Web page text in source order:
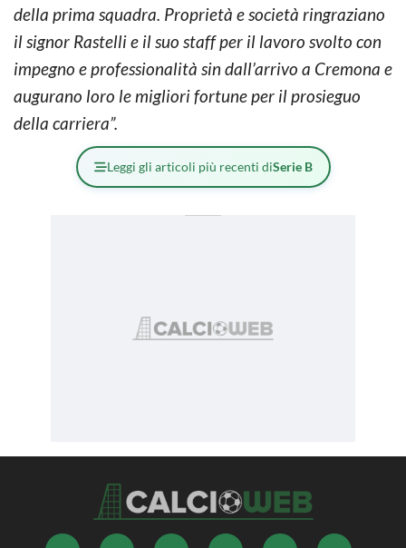
della prima squadra. Proprietà e società ringraziano
il signor Rastelli e il suo staff per il lavoro svolto con
impegno e professionalità sin dall’arrivo a Cremona e
augurano loro le migliori fortune per il prosieguo
della carriera”.
Leggi gli articoli più recenti diSerie B